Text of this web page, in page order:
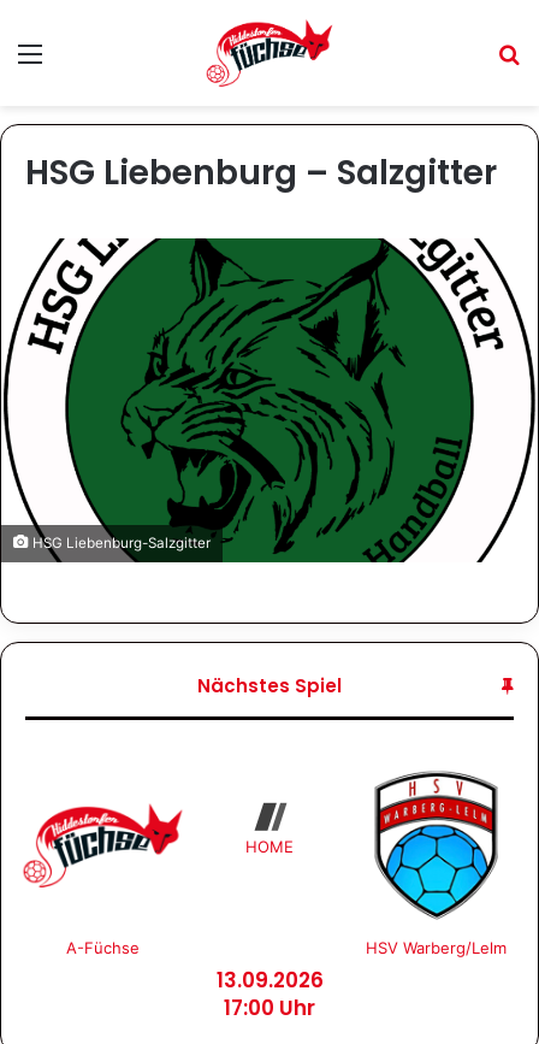
Menü
HSG Liebenburg – Salzgitter
HSG Liebenburg-Salzgitter
Nächstes Spiel
A-Füchse
HOME
HSV Warberg/Lelm
13.09.2026
17:00 Uhr